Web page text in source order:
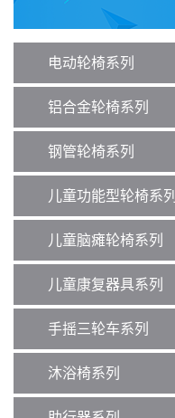
电动轮椅系列
铝合金轮椅系列
钢管轮椅系列
儿童功能型轮椅系列
儿童脑瘫轮椅系列
儿童康复器具系列
手摇三轮车系列
沐浴椅系列